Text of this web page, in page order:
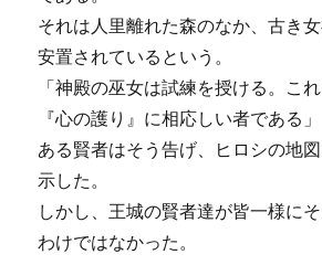
それは人里離れた森のなか、古き
安置されているという。
「神殿の巫女は試練を授ける。こ
『心の護り』に相応しい者である」
ある賢者はそう告げ、ヒロシの地
示した。
しかし、王城の賢者達が皆一様に
わけではなかった。